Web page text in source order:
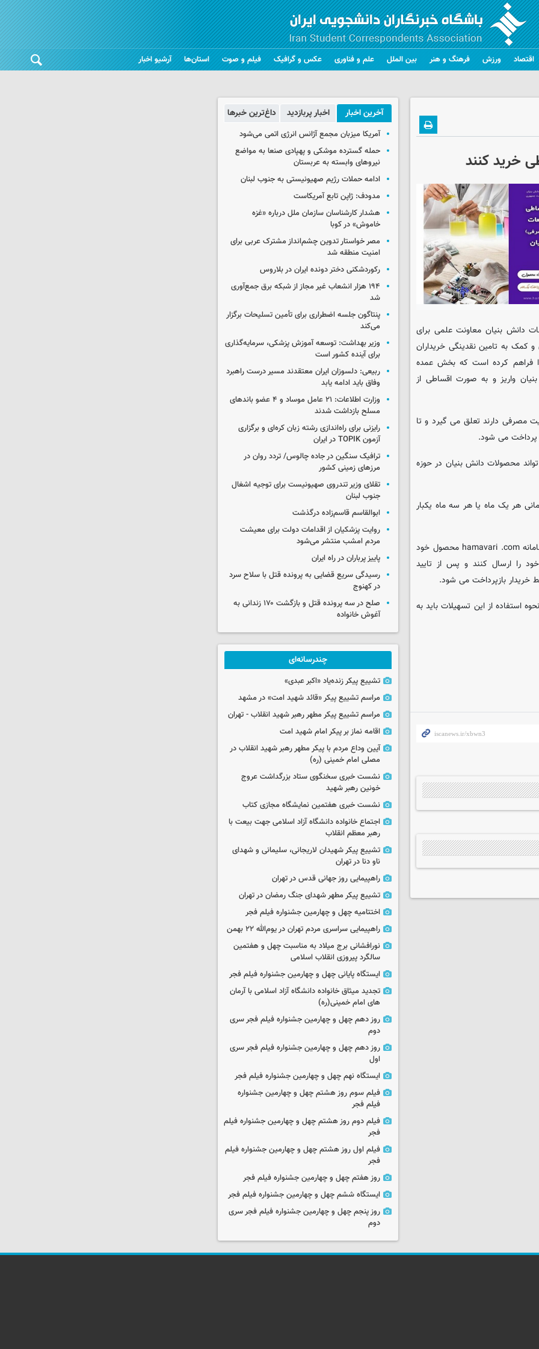
اقتصاد ورزش فرهنگ و هنر بین الملل علم و فناوری عکس و گرافیک فیلم و صوت استان‌ها آرشیو اخبار
خرید کنند
دانش بنیان معاونت علمی برای
کمک به تامین نقدینگی خریداران
را فراهم کرده است که بخش عمده
واریز و به صورت اقساطی از
مصرفی دارند تعلق می گیرد و تا
و هر متقاضی می تواند محصولات دانش بنیان در حوزه
هر یک ماه یا هر سه ماه یکبار
برای خرید این نوع محصولات، ابتدا شرکت های دانش بنیان باید در سامانه hamavari .com محصول خود
را ارسال کنند و پس از تایید
بازپرداخت می شود.
استفاده از این تسهیلات باید به
آخرین اخبار اخبار پربازدید داغ‌ترین خبرها
آمریکا میزبان مجمع آژانس انرژی اتمی می‌شود
حمله گسترده موشکی و پهپادی صنعا به مواضع
نیروهای وابسته به عربستان
ادامه حملات رژیم صهیونیستی به جنوب لبنان
مدودف: ژاپن تابع آمریکاست
هشدار کارشناسان سازمان ملل درباره «غزه‌
خاموش» در کوبا
مصر خواستار تدوین چشم‌انداز مشترک عربی برای
امنیت منطقه شد
رکوردشکنی دختر دونده ایران در بلاروس
۱۹۴ هزار انشعاب غیر مجاز از شبکه برق جمع‌آوری
شد
پنتاگون جلسه اضطراری برای تأمین تسلیحات برگزار
می‌کند
وزیر بهداشت: توسعه آموزش پزشکی، سرمایه‌گذاری
برای آینده کشور است
ربیعی: دلسوزان ایران معتقدند مسیر درست راهبرد
وفاق باید ادامه یابد
وزارت اطلاعات: ۲۱ عامل موساد و ۴ عضو باندهای
مسلح بازداشت شدند
رایزنی برای راه‌اندازی رشته زبان کره‌ای و برگزاری
آزمون TOPIK در ایران
ترافیک سنگین در جاده چالوس/ تردد روان در
مرزهای زمینی کشور
تقلای وزیر تندروی صهیونیست برای توجیه اشغال
جنوب لبنان
ابوالقاسم قاسم‌زاده درگذشت
روایت پزشکیان از اقدامات دولت برای معیشت
مردم امشب منتشر می‌شود
پاییز پرباران در راه ایران
رسیدگی سریع قضایی به پرونده قتل با سلاح سرد
در کهنوج
صلح در سه پرونده قتل و بازگشت ۱۷۰ زندانی به
آغوش خانواده
چندرسانه‌ای
تشییع پیکر زنده‌یاد «اکبر عبدی»
مراسم تشییع پیکر «قائد شهید امت» در مشهد
مراسم تشییع پیکر مطهر رهبر شهید انقلاب - تهران
اقامه نماز بر پیکر امام شهید امت
آیین وداع مردم با پیکر مطهر رهبر شهید انقلاب در
مصلی امام خمینی (ره)
نشست خبری سخنگوی ستاد بزرگداشت عروج
خونین رهبر شهید
نشست خبری هفتمین نمایشگاه مجازی کتاب
اجتماع خانواده دانشگاه آزاد اسلامی جهت بیعت با
رهبر معظم انقلاب
تشییع پیکر شهیدان لاریجانی، سلیمانی و شهدای
ناو دنا در تهران
راهپیمایی روز جهانی قدس در تهران
تشییع پیکر مطهر شهدای جنگ رمضان در تهران
اختتامیه چهل و چهارمین جشنواره فیلم فجر
راهپیمایی سراسری مردم تهران در یوم‌الله ۲۲ بهمن
نورافشانی برج میلاد به مناسبت چهل‌ و هفتمین
سالگرد پیروزی انقلاب اسلامی
ایستگاه پایانی چهل و چهارمین جشنواره فیلم فجر
تجدید میثاق خانواده دانشگاه آزاد اسلامی با آرمان
های امام خمینی(ره)
روز دهم چهل و چهارمین جشنواره فیلم فجر سری
دوم
روز دهم چهل و چهارمین جشنواره فیلم فجر سری
اول
ایستگاه نهم چهل و چهارمین جشنواره فیلم فجر
فیلم سوم روز هشتم چهل و چهارمین جشنواره
فیلم فجر
فیلم دوم روز هشتم چهل و چهارمین جشنواره فیلم
فجر
فیلم اول روز هشتم چهل و چهارمین جشنواره فیلم
فجر
روز هفتم چهل و چهارمین جشنواره فیلم فجر
ایستگاه ششم چهل و چهارمین جشنواره فیلم فجر
روز پنجم چهل و چهارمین جشنواره فیلم فجر سری
دوم